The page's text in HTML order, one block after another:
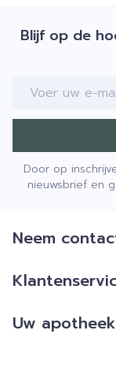
Blijf op de
E-mail adres
Door op
nieuwsbrief en
Neem
Uw apotheek